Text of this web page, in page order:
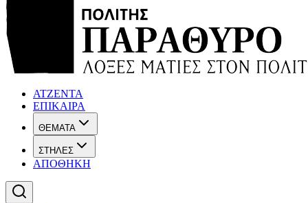
ΑΤΖΕΝΤΑ
ΕΠΙΚΑΙΡΑ
ΘΕΜΑΤΑ
ΣΤΗΛΕΣ
ΑΠΟΘΗΚΗ